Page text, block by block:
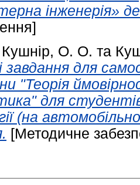
інженерія»
Кушнір, О. О. та
і завдання для
"Теорія
для
(на
[Методичне